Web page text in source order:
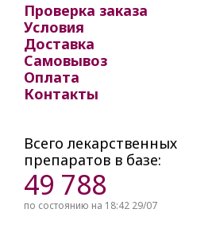
Проверка заказа
Условия
Доставка
Самовывоз
Оплата
Контакты
Всего лекарственных
препаратов в базе:
49 788
по состоянию на 18:42 29/07